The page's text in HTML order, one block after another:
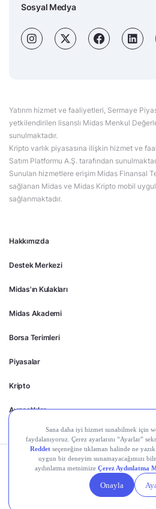
Hakkımızda
Destek Merkezi
Midas'ın Kulakları
Midas Akademi
Borsa Terimleri
Piyasalar
Kripto
Ayrıcalıklar
Sosyal Medya
Yatırım hizmet ve faaliyetleri, Sermaye
yetkilendirilen lisanslı Midas Menkul
sunulmaktadır.
Kripto varlık piyasasına ilişkin hizmet ve
Satım Platformu A.Ş. tarafından
Sunulan hizmetlere erişim Midas Finansal
sağlanan Midas ve Midas Kripto mobil
sağlanmaktadır.
Kişisel Verilerin
Gizlilik
Politikası